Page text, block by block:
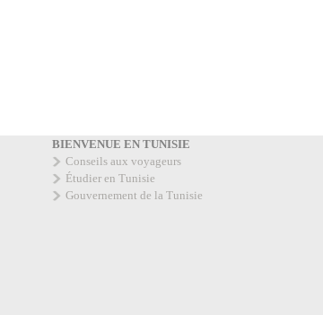
BIENVENUE EN TUNISIE
Conseils aux voyageurs
Étudier en Tunisie
Gouvernement de la Tunisie